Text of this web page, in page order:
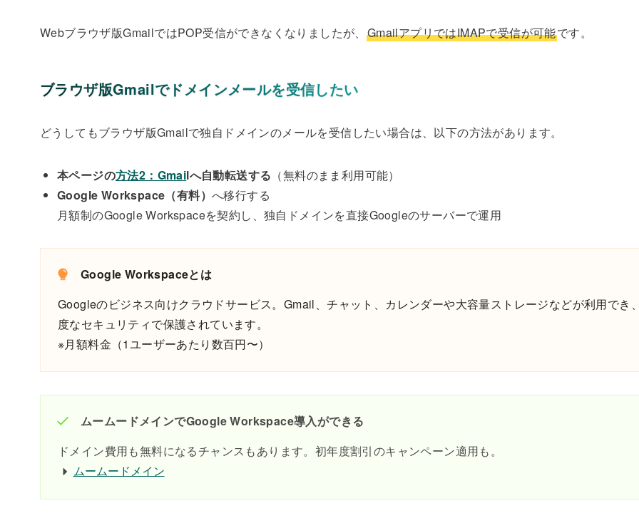
Webブラウザ版GmailではPOP受信ができなくなりましたが、 GmailアプリではIMAPで受信が可能です。
ブラウザ版Gmailでドメインメールを受信したい
どうしてもブラウザ版Gmailで独自ドメインのメールを受信したい場合は、以下の方法があります。
本ページの方法2：Gmailへ自動転送する （無料のまま利用可能）
Google Workspace（有料） へ移行する
月額制のGoogle Workspaceを契約し、独自ドメインを直接Googleのサーバーで運用
Google Workspaceとは
Googleのビジネス向けクラウドサービス。Gmail、チャット、カレンダーや大容量ストレージなどが利用でき
度なセキュリティで保護されています。
※月額料金（1ユーザーあたり数百円〜）
ムームードメインでGoogle Workspace導入ができる
ドメイン費用も無料になるチャンスもあります。初年度割引のキャンペーン適用も。
ムームードメイン